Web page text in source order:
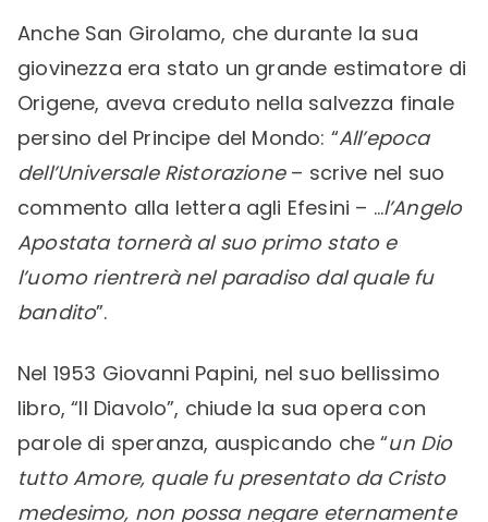
Anche San Girolamo, che durante la sua
giovinezza era stato un grande estimatore di
Origene, aveva creduto nella salvezza finale
persino del Principe del Mondo: “All’epoca
dell’Universale Ristorazione– scrive nel suo
commento alla lettera agli Efesini – …l’Angelo
Apostata tornerà al suo primo stato e
l’uomo rientrerà nel paradiso dal quale fu
bandito”.
Nel 1953 Giovanni Papini, nel suo bellissimo
libro, “Il Diavolo”, chiude la sua opera con
parole di speranza, auspicando che “un Dio
tutto Amore, quale fu presentato da Cristo
medesimo, non possa negare eternamente